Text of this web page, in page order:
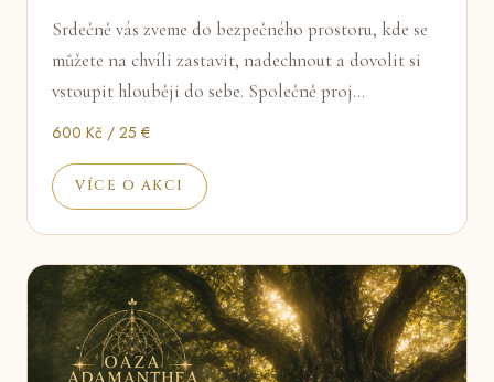
Srdečně vás zveme do bezpečného prostoru, kde se
můžete na chvíli zastavit, nadechnout a dovolit si
vstoupit hlouběji do sebe. Společně proj…
600 Kč / 25 €
VÍCE O AKCI